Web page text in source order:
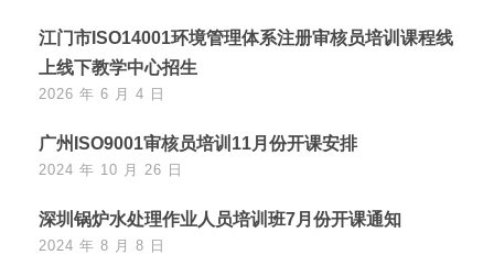
江门市ISO14001环境管理体系注册审核员培训课程线
上线下教学中心招生
2026 年 6 月 4 日
广州ISO9001审核员培训11月份开课安排
2024 年 10 月 26 日
深圳锅炉水处理作业人员培训班7月份开课通知
2024 年 8 月 8 日